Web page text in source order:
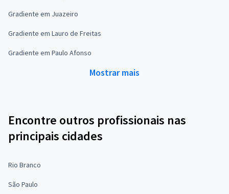
Gradiente em Juazeiro
Gradiente em Lauro de Freitas
Gradiente em Paulo Afonso
Mostrar mais
Encontre outros profissionais nas
principais cidades
Rio Branco
São Paulo